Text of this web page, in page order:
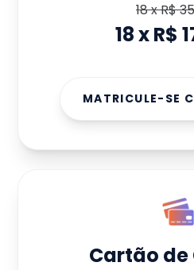
18xR$
18xR$
MATRICULE-SE
Cartão